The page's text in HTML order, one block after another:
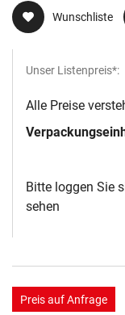
Wunschliste
Unser Listenpreis*:
Alle Preise
Bitte loggen Sie
sehen
Preis auf Anfrage